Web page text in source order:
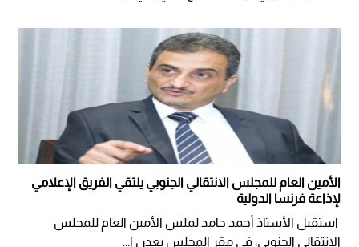
الأمين العام للمجلس الانتقالي الجنوبي يلتقي الفريق الإعلامي
لإذاعة فرنسا الدولية
استقبل الأستاذ أحمد حامد لملس الأمين العام للمجلس
الانتقالي الجنوبي، في مقر المجلس بعدن ا...